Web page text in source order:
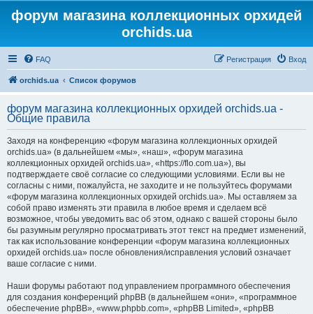
форум магазина коллекционных орхидей
orchids.ua
FAQ Вход
Регистрация
orchids.ua Список форумов
форум магазина коллекционных орхидей orchids.ua -
Общие правила
Заходя на конференцию «форум магазина коллекционных орхидей
orchids.ua» (в дальнейшем «мы», «наш», «форум магазина
коллекционных орхидей orchids.ua», «https://flo.com.ua»), вы
подтверждаете своё согласие со следующими условиями. Если вы не
согласны с ними, пожалуйста, не заходите и не пользуйтесь форумами
«форум магазина коллекционных орхидей orchids.ua». Мы оставляем за
собой право изменять эти правила в любое время и сделаем всё
возможное, чтобы уведомить вас об этом, однако с вашей стороны было
бы разумным регулярно просматривать этот текст на предмет изменений,
так как использование конференции «форум магазина коллекционных
орхидей orchids.ua» после обновления/исправления условий означает
ваше согласие с ними.
Наши форумы работают под управлением программного обеспечения
для создания конференций phpBB (в дальнейшем «они», «программное
обеспечение phpBB», «www.phpbb.com», «phpBB Limited», «phpBB